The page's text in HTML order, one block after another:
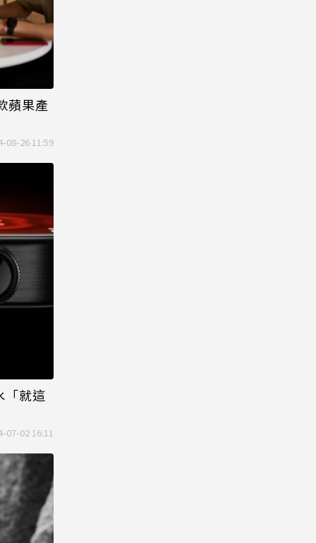
蘋果產
08-26 11:59
「就這
07-02 16:11